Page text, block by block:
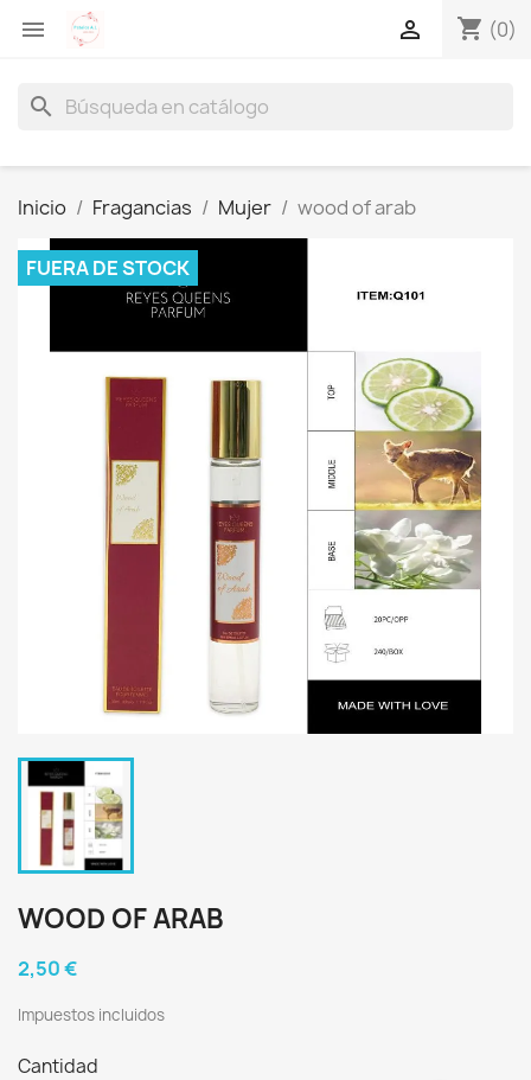
 shopping_cart (0)

search
Inicio Fragancias Mujer wood of arab
FUERA DE STOCK
WOOD OF ARAB
2,50 €
Impuestos incluidos
Cantidad